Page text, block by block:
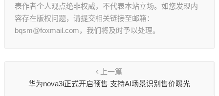
表作者个人观点绝非权威，不代表本站立场。如您发现内
容存在版权问题，请提交相关链接至邮箱：
bqsm@foxmail.com，我们将及时予以处理。
上一篇
华为nova3i正式开启预售 支持AI场景识别售价曝光